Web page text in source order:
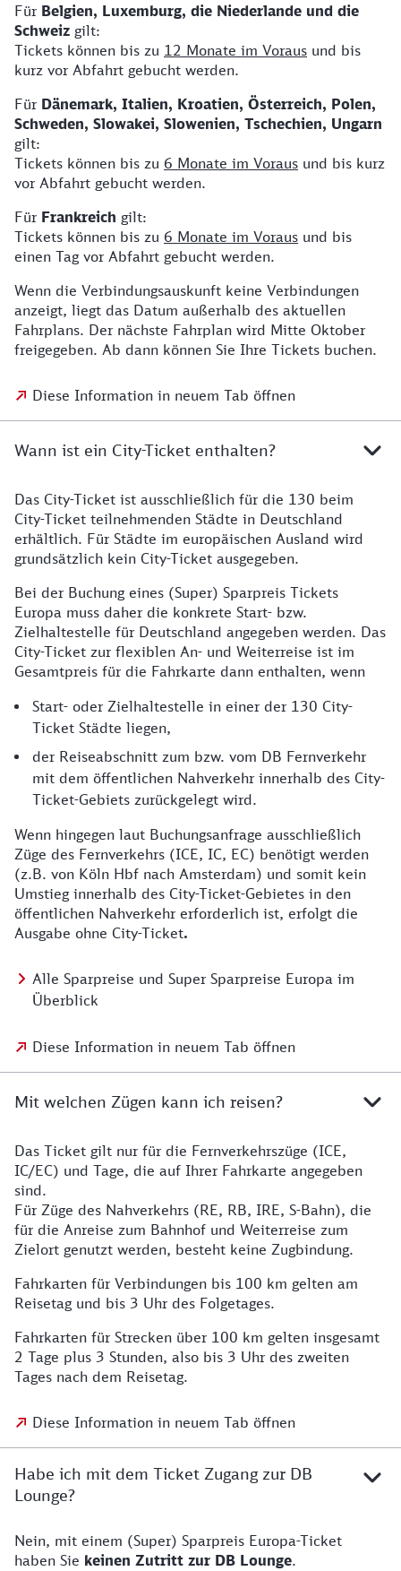
Für Belgien, Luxemburg, die Niederlande und die
Schweiz gilt:
Tickets können bis zu 12 Monate im Voraus und bis
kurz vor Abfahrt gebucht werden.
Für Dänemark, Italien, Kroatien, Österreich, Polen,
Schweden, Slowakei, Slowenien, Tschechien, Ungarn
gilt:
Tickets können bis zu 6 Monate im Voraus und bis kurz
vor Abfahrt gebucht werden.
Für Frankreich gilt:
Tickets können bis zu 6 Monate im Voraus und bis
einen Tag vor Abfahrt gebucht werden.
Wenn die Verbindungsauskunft keine Verbindungen
anzeigt, liegt das Datum außerhalb des aktuellen
Fahrplans. Der nächste Fahrplan wird Mitte Oktober
freigegeben. Ab dann können Sie Ihre Tickets buchen.
Diese Information in neuem Tab öffnen
Wann ist ein City-Ticket enthalten?
Das City-Ticket ist ausschließlich für die 130 beim
City-Ticket teilnehmenden Städte in Deutschland
erhältlich. Für Städte im europäischen Ausland wird
grundsätzlich kein City-Ticket ausgegeben.
Bei der Buchung eines (Super) Sparpreis Tickets
Europa muss daher die konkrete Start- bzw.
Zielhaltestelle für Deutschland angegeben werden. Das
City-Ticket zur flexiblen An- und Weiterreise ist im
Gesamtpreis für die Fahrkarte dann enthalten, wenn
Start- oder Zielhaltestelle in einer der 130 City-
Ticket Städte liegen,
der Reiseabschnitt zum bzw. vom DB Fernverkehr
mit dem öffentlichen Nahverkehr innerhalb des City-
Ticket-Gebiets zurückgelegt wird.
Wenn hingegen laut Buchungsanfrage ausschließlich
Züge des Fernverkehrs (ICE, IC, EC) benötigt werden
(z.B. von Köln Hbf nach Amsterdam) und somit kein
Umstieg innerhalb des City-Ticket-Gebietes in den
öffentlichen Nahverkehr erforderlich ist, erfolgt die
Ausgabe ohne City-Ticket.
Alle Sparpreise und Super Sparpreise Europa im
Überblick
Diese Information in neuem Tab öffnen
Mit welchen Zügen kann ich reisen?
Das Ticket gilt nur für die Fernverkehrszüge (ICE,
IC/EC) und Tage, die auf Ihrer Fahrkarte angegeben
sind.
Für Züge des Nahverkehrs (RE, RB, IRE, S-Bahn), die
für die Anreise zum Bahnhof und Weiterreise zum
Zielort genutzt werden, besteht keine Zugbindung.
Fahrkarten für Verbindungen bis 100 km gelten am
Reisetag und bis 3 Uhr des Folgetages.
Fahrkarten für Strecken über 100 km gelten insgesamt
2 Tage plus 3 Stunden, also bis 3 Uhr des zweiten
Tages nach dem Reisetag.
Diese Information in neuem Tab öffnen
Habe ich mit dem Ticket Zugang zur DB
Lounge?
Nein, mit einem (Super) Sparpreis Europa-Ticket
haben Sie keinen Zutritt zur DB Lounge.